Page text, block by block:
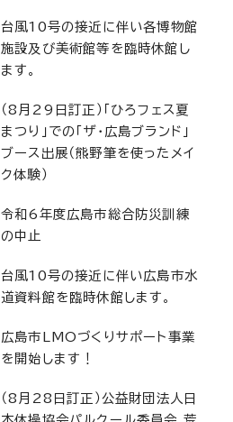
台風10号の接近に伴い各博物館
施設及び美術館等を臨時休館し
ます。
（8月29日訂正）「ひろフェス夏
まつり」での「ザ・広島ブランド」
ブース出展（熊野筆を使ったメイ
ク体験）
令和6年度広島市総合防災訓練
の中止
台風10号の接近に伴い広島市水
道資料館を臨時休館します。
広島市LMOづくりサポート事業
を開始します！
（8月28日訂正）公益財団法人日